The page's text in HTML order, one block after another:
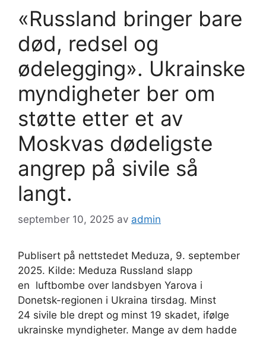
«Russland bringer bare
død, redsel og
ødelegging». Ukrainske
myndigheter ber om
støtte etter et av
Moskvas dødeligste
angrep på sivile så
langt.
september 10, 2025 av admin
Publisert på nettstedet Meduza, 9. september
2025. Kilde: Meduza Russland slapp
en luftbombe over landsbyen Yarova i
Donetsk-regionen i Ukraina tirsdag. Minst
24 sivile ble drept og minst 19 skadet, ifølge
ukrainske myndigheter. Mange av dem hadde